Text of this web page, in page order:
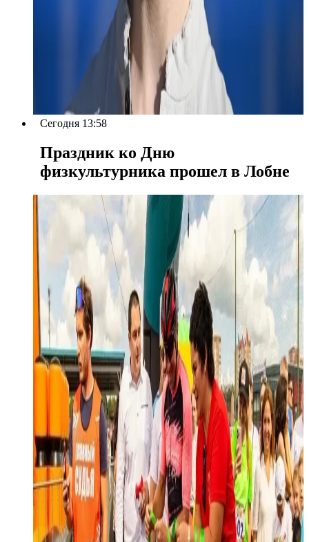
Сегодня 13:58
Праздник ко Дню
физкультурника прошел в Лобне